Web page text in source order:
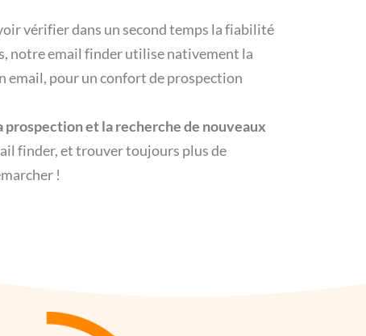
vérifier dans un second temps la fiabilité
notre email finder utilise nativement la
pour un confort de prospection
prospection et la recherche de nouveaux
finder, et trouver toujours plus de
!